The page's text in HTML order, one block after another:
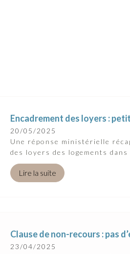
Encadrement des loyers :
20/05/2025
Une réponse ministérielle
des loyers des logements
Lire la suite
Clause de non-recours : pas
23/04/2025